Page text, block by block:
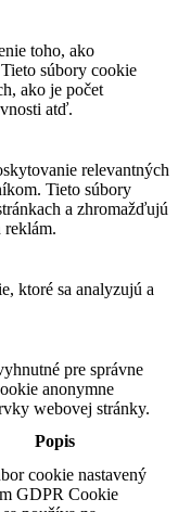
toho, ako
súbory cookie
ako je počet
atď.
relevantných
Tieto súbory
a zhromažďujú
reklám.
ktoré sa analyzujú a
pre správne
anonymne
webovej stránky.
Popis
cookie nastavený
GDPR Cookie